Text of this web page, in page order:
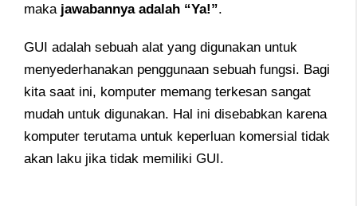
maka jawabannya adalah “Ya!”.
GUI adalah sebuah alat yang digunakan untuk
menyederhanakan penggunaan sebuah fungsi. Bagi
kita saat ini, komputer memang terkesan sangat
mudah untuk digunakan. Hal ini disebabkan karena
komputer terutama untuk keperluan komersial tidak
akan laku jika tidak memiliki GUI.